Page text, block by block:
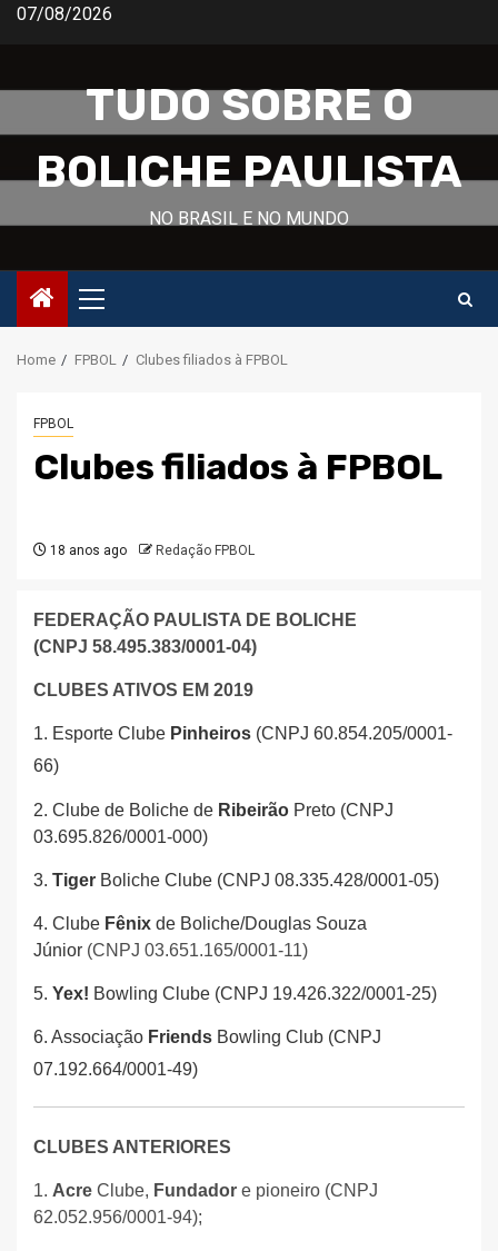
Skip07/08/2026
TUDO SOBRE O
BOLICHE PAULISTA
NO BRASIL E NO MUNDO
Primary
Menu
Home FPBOL Clubes filiados à FPBOL
FPBOL
Clubes filiados à FPBOL
18 anos ago Redação FPBOL
FEDERAÇÃO PAULISTA DE BOLICHE
(CNPJ 58.495.383/0001-04)
CLUBES ATIVOS EM 2019
1. Esporte Clube Pinheiros (CNPJ 60.854.205/0001-
66)
2. Clube de Boliche de Ribeirão Preto (CNPJ
03.695.826/0001-000)
3. Tiger Boliche Clube (CNPJ 08.335.428/0001-05)
4. Clube Fênix de Boliche/Douglas Souza
Júnior (CNPJ 03.651.165/0001-11)
5. Yex! Bowling Clube (CNPJ 19.426.322/0001-25)
6. Associação Friends Bowling Club (CNPJ
07.192.664/0001-49)
CLUBES ANTERIORES
1. Acre Clube, Fundador e pioneiro (CNPJ
62.052.956/0001-94);